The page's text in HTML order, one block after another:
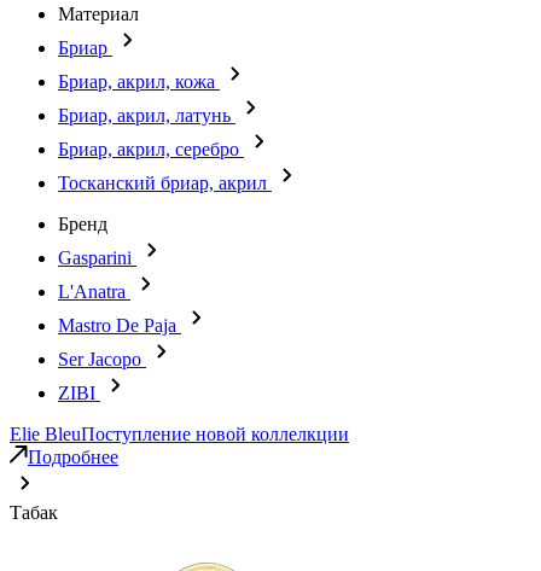
Материал
Бриар
Бриар, акрил, кожа
Бриар, акрил, латунь
Бриар, акрил, серебро
Тосканский бриар, акрил
Бренд
Gasparini
L'Anatra
Mastro De Paja
Ser Jacopo
ZIBI
Elie BleuПоступление новой коллелкции
Подробнее
Табак